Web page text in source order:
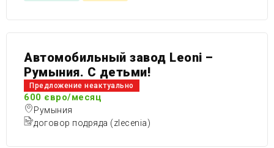
Автомобильный завод Leoni –
Румыния. С детьми!
Предложение неактуально
600 євро/месяц
Румыния
договор подряда (zlecenia)